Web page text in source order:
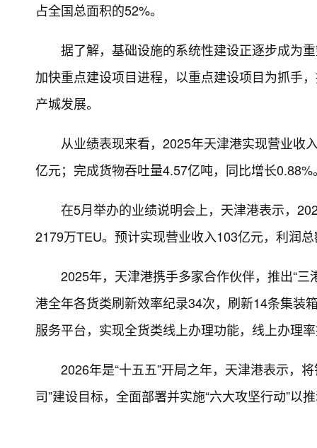
占全国总面积的52%。
据了解，基础设施的系统性建设正逐步成为
加快重点建设项目进程，以重点建设项目为抓手
产城发展。
从业绩表现来看，2025年天津港实现营业收
亿元；完成货物吞吐量4.57亿吨，同比增长0.88%
在5月举办的业绩说明会上，天津港表示，
2179万TEU。预计实现营业收入103亿元，利润
2025年，天津港携手多家合作伙伴，推出“
港全年各货类刷新效率纪录34次，刷新14条集装
服务平台，实现全货类线上办理功能，线上办理
2026年是“十五五”开局之年，天津港表示，
司”建设目标，全面部署并实施“六大攻坚行动”以